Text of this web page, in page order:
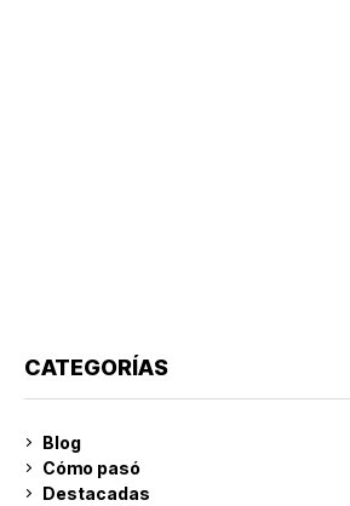
CATEGORÍAS
Blog
Cómo pasó
Destacadas